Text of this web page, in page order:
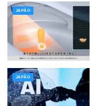
JAPÃO
JAPÃO